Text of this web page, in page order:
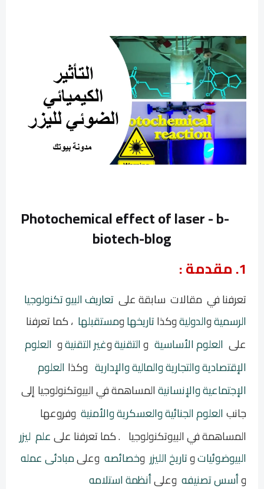
Photochemical effect of laser -b-
biotech-blog
1. مقدمة :
تعرفنا في مقالات سابقة على تعاريف البيو تكنولوجيا
الرسميةوالدوليةوكذاتاريخهاومستقبلها ، كما تعرفنا
على العلوم الأساسية والتقنيةوغير التقنيةو العلوم
الإقتصادية والتجارية والمالية والإدارية وكذا العلوم
الإجتماعية والإنسانيةالمساهمة في البيوتكنولوجيا إلى
جانبالعلوم الجنائية والعسكرية والأمنية وفروعها
المساهمة في البيوتكنولوجيا . كما تعرفنا علىعلم ليزر
البيوضوئياتوتاريخ الليزر وخصائصه وعلىمبادئى عمله
وأسس تصنيفه وعلىأنظمة استلامه